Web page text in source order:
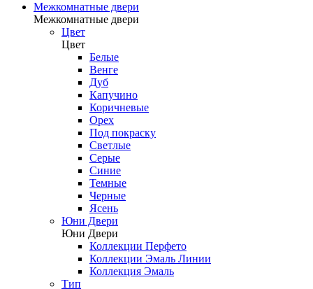
Межкомнатные двери
Межкомнатные двери
Цвет
Цвет
Белые
Венге
Дуб
Капучино
Коричневые
Орех
Под покраску
Светлые
Серые
Синие
Темные
Черные
Ясень
Юни Двери
Юни Двери
Коллекции Перфето
Коллекции Эмаль Линии
Коллекция Эмаль
Тип